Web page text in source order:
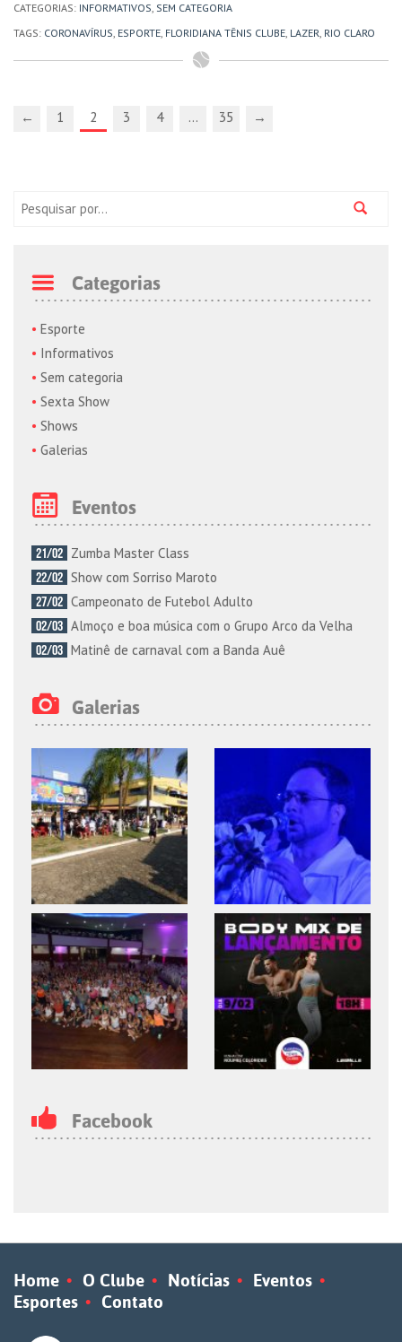
CATEGORIAS: INFORMATIVOS, SEM CATEGORIA
TAGS: CORONAVÍRUS, ESPORTE, FLORIDIANA TÊNIS CLUBE, LAZER, RIO CLARO
← 1 2 3 4 … 35 →
Pesquisa:
Categorias
Esporte
Informativos
Sem categoria
Sexta Show
Shows
Galerias
Eventos
21/02 Zumba Master Class
22/02 Show com Sorriso Maroto
27/02 Campeonato de Futebol Adulto
02/03 Almoço e boa música com o Grupo Arco da Velha
02/03 Matinê de carnaval com a Banda Auê
Galerias
Facebook
Home O Clube Notícias
Eventos
Esportes
Contato